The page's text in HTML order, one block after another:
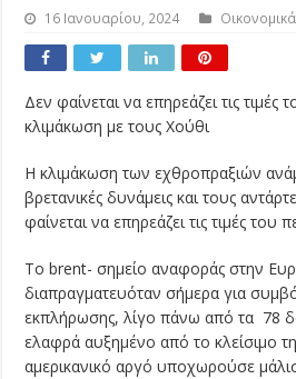
16 Ιανουαρίου, 2024
Δεν φαίνεται να επηρεάζει τις τιμές
κλιμάκωση με τους Χούθι
Η κλιμάκωση των εχθροπραξιών
βρετανικές δυνάμεις και τους
φαίνεται να επηρεάζει τις τιμές του
Το brent- σημείο αναφοράς στην
διαπραγματευόταν σήμερα για
εκπλήρωσης, λίγο πάνω από τα 78
ελαφρά αυξημένο από το κλείσιμο
αμερικανικό αργό υποχωρούσε